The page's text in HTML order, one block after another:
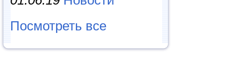
Посмотреть все